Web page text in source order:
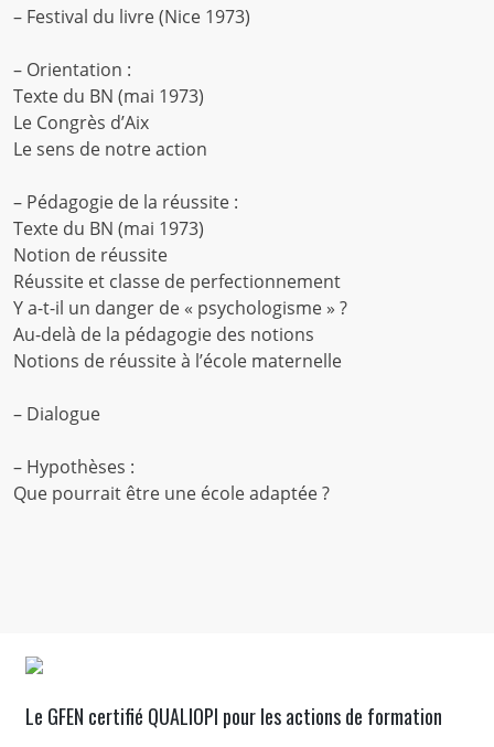
– Festival du livre (Nice 1973)
– Orientation :
Texte du BN (mai 1973)
Le Congrès d’Aix
Le sens de notre action
– Pédagogie de la réussite :
Texte du BN (mai 1973)
Notion de réussite
Réussite et classe de perfectionnement
Y a-t-il un danger de « psychologisme » ?
Au-delà de la pédagogie des notions
Notions de réussite à l’école maternelle
– Dialogue
– Hypothèses :
Que pourrait être une école adaptée ?
Le GFEN certifié QUALIOPI pour les actions de formation